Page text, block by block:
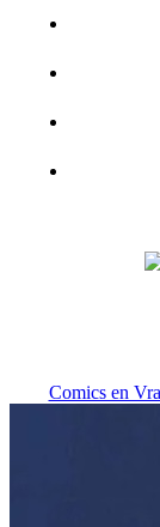
Comics en